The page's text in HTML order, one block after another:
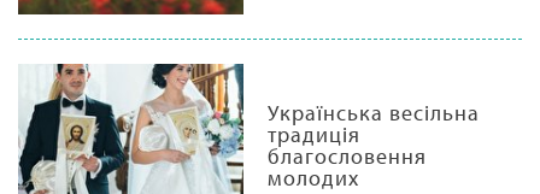
Українська весільна
традиція
благословення
молодих